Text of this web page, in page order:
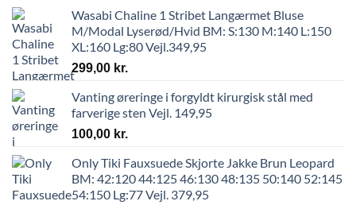
Wasabi Chaline 1 Stribet Langærmet Bluse
M/Modal Lyserød/Hvid BM: S:130 M:140 L:150
XL:160 Lg:80 Vejl.349,95
299,00 kr.
Vanting øreringe i forgyldt kirurgisk stål med
farverige sten Vejl. 149,95
100,00 kr.
Only Tiki Fauxsuede Skjorte Jakke Brun Leopard
BM: 42:120 44:125 46:130 48:135 50:140 52:145
54:150 Lg:77 Vejl. 379,95